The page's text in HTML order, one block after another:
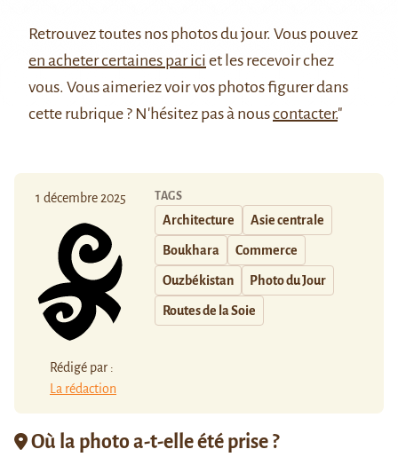
Retrouveztoutes nos photos du jour. Vous pouvez
en acheter certaines par ici et les recevoir chez
vous. Vous aimeriez voir vos photos figurer dans
cette rubrique ? N'hésitez pas à nouscontacter."
1 décembre 2025
Rédigé par :
La rédaction
TAGS
Architecture Asie centrale
Boukhara Commerce
Ouzbékistan Photo du Jour
Routes de la Soie
Où la photo a-t-elle été prise ?